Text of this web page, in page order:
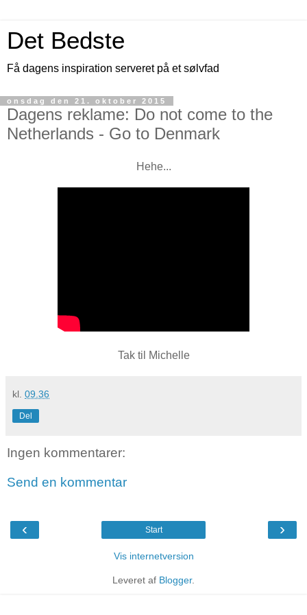
Det Bedste
Få dagens inspiration serveret på et sølvfad
onsdag den 21. oktober 2015
Dagens reklame: Do not come to the
Netherlands - Go to Denmark
Hehe...
Tak til Michelle
kl. 09.36
Del
Ingen kommentarer:
Send en kommentar
‹ ›
Start
Vis internetversion
Leveret af Blogger.